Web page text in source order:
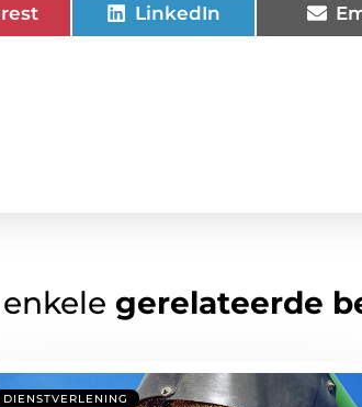
LinkedIn
gerelateerde
DIENSTVERLENING